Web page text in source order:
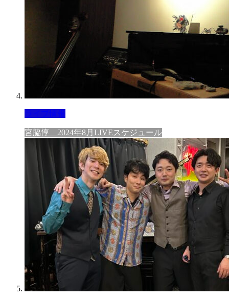
ライブ情報
宮脇惇 2024年8月LIVEスケジュール